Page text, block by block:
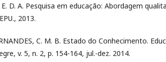
D. A. Pesquisa em educação: Abordagem
2013.
C. M. B. Estado do Conhecimento.
v. 5, n. 2, p. 154-164, jul.-dez. 2014.